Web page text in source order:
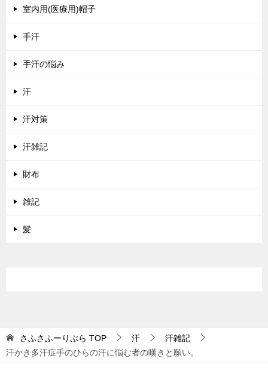
室内用(医療用)帽子
手汗
手汗の悩み
汗
汗対策
汗雑記
財布
雑記
髪
さふさふーりぶら TOP 汗
汗雑記
汗かき多汗症手のひらの汗に悩む者の嘆きと願い。